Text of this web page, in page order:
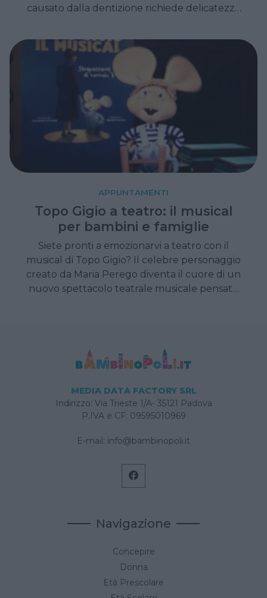
causato dalla dentizione richiede delicatezza
APPUNTAMENTI
Topo Gigio a teatro: il musical
per bambini e famiglie
Siete pronti a emozionarvi a teatro con il
musical di Topo Gigio? Il celebre personaggio
creato da Maria Perego diventa il cuore di un
nuovo spettacolo teatrale musicale pensato
MEDIA DATA FACTORY SRL
Indirizzo: Via Trieste 1/A- 35121 Padova
P.IVA e CF: 09595010969
E-mail: info@bambinopoli.it
Navigazione
Concepire
Donna
Età Prescolare